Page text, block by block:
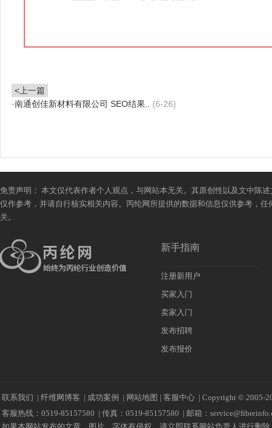
<上一篇
·南通创佳新材料有限公司 SEO结果.. (6-26)